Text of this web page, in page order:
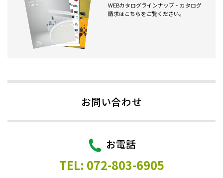
WEBカタログラインナップ・カタログ
請求はこちらをご覧ください。
お問い合わせ
お電話
TEL: 072-803-6905